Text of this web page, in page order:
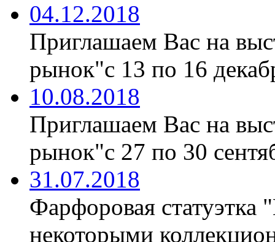
04.12.2018
Приглашаем Вас на
рынок"с 13 по 16
10.08.2018
Приглашаем Вас на
рынок"с 27 по 30
31.07.2018
Фарфоровая статуэтка
некоторыми